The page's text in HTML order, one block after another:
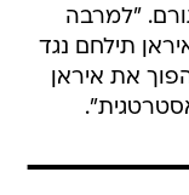
"למרבה
תילחם נגד
את איראן